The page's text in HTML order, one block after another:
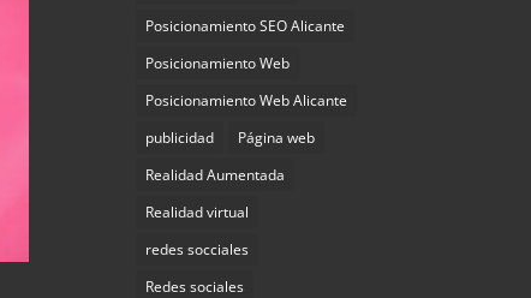
Posicionamiento SEO Alicante
Posicionamiento Web
Posicionamiento Web Alicante
publicidad
Página web
Realidad Aumentada
Realidad virtual
redes socciales
Redes sociales